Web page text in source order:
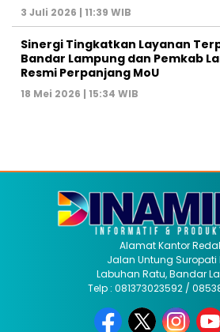
3 Juli 2026 | 11:39 WIB
Sinergi Tingkatkan Layanan
Bandar Lampung dan Pemkab
Resmi Perpanjang MoU
18 Mei 2026 | 15:34 WIB
Alamat Kantor
Jalan Untung Suropati
Labuhan Ratu, Bandar
Telp : 081373023592 /